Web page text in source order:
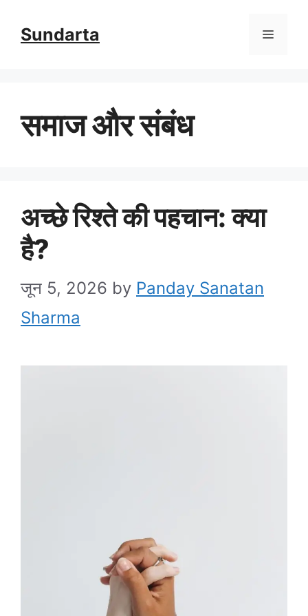
Sundarta Menu
समाज और संबंध
अच्छे रिश्ते की पहचान: क्या
है?
जून 5, 2026 by Panday Sanatan
Sharma